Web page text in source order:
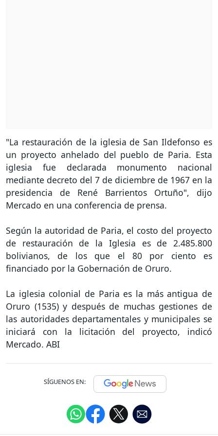
"La restauración de la iglesia de San Ildefonso es
un proyecto anhelado del pueblo de Paria. Esta
iglesia fue declarada monumento nacional
mediante decreto del 7 de diciembre de 1967 en la
presidencia de René Barrientos Ortuño", dijo
Mercado en una conferencia de prensa.
Según la autoridad de Paria, el costo del proyecto
de restauración de la Iglesia es de 2.485.800
bolivianos, de los que el 80 por ciento es
financiado por la Gobernación de Oruro.
La iglesia colonial de Paria es la más antigua de
Oruro (1535) y después de muchas gestiones de
las autoridades departamentales y municipales se
iniciará con la licitación del proyecto, indicó
Mercado. ABI
SÍGUENOS EN: